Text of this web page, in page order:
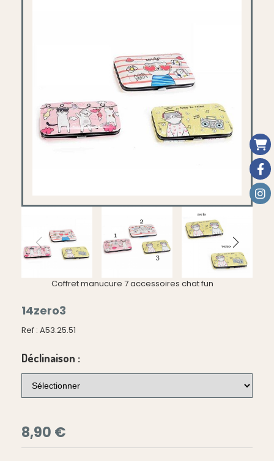
Coffret manucure 7 accessoires chat fun
14zero3
Ref : A53.25.51
Déclinaison :
8,90 €